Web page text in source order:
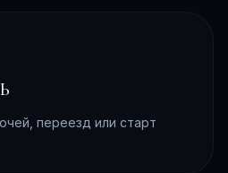
переезд или старт